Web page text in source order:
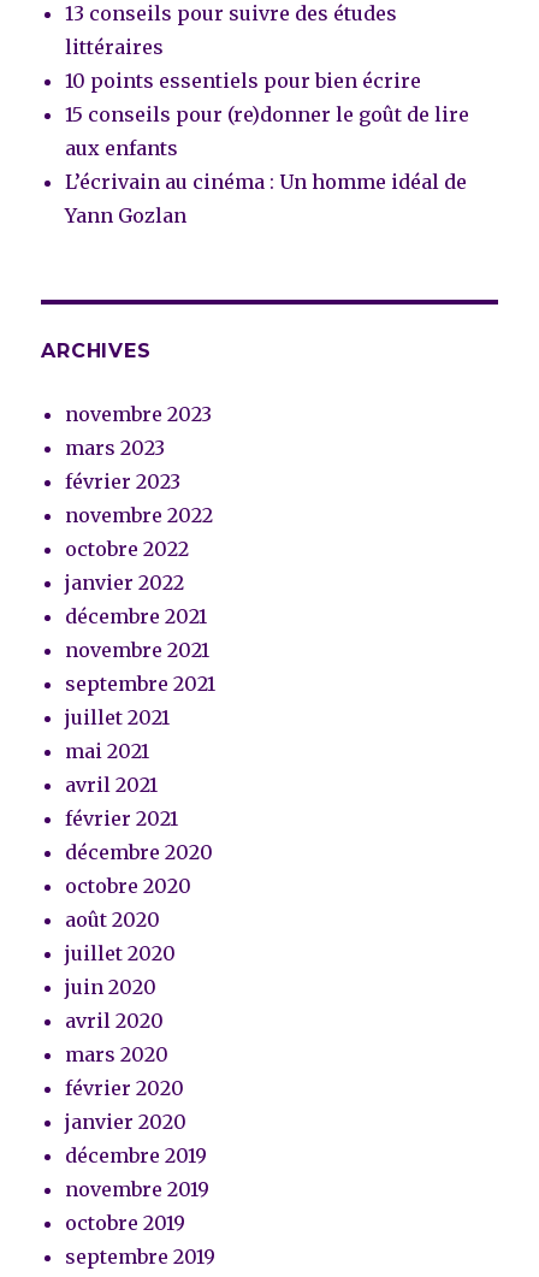
13 conseils pour suivre des études
littéraires
10 points essentiels pour bien écrire
15 conseils pour (re)donner le goût de lire
aux enfants
L’écrivain au cinéma : Un homme idéal de
Yann Gozlan
ARCHIVES
novembre 2023
mars 2023
février 2023
novembre 2022
octobre 2022
janvier 2022
décembre 2021
novembre 2021
septembre 2021
juillet 2021
mai 2021
avril 2021
février 2021
décembre 2020
octobre 2020
août 2020
juillet 2020
juin 2020
avril 2020
mars 2020
février 2020
janvier 2020
décembre 2019
novembre 2019
octobre 2019
septembre 2019